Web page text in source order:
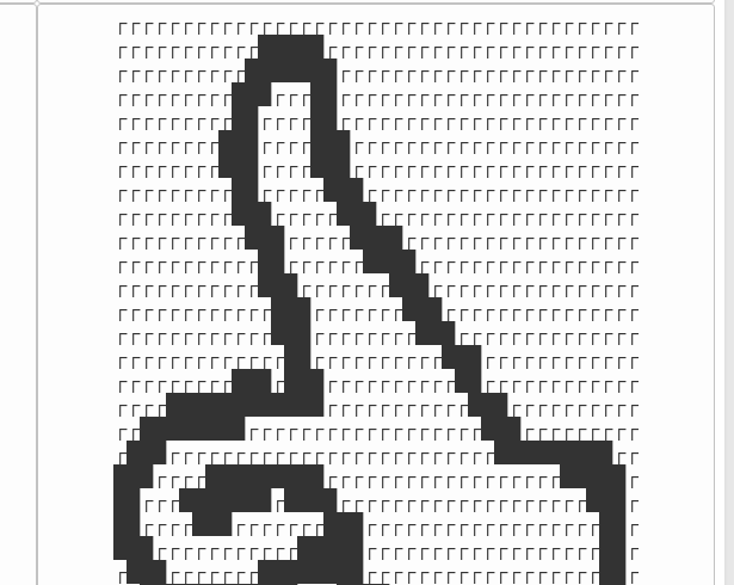
┌┌┌┌┌┌┌┌┌┌┌┌┌┌┌┌┌┌┌┌┌┌┌┌┌┌┌┌┌┌┌┌┌┌┌┌┌┌┌┌
┌┌┌┌┌┌┌┌┌┌┌█████┌┌┌┌┌┌┌┌┌┌┌┌┌┌┌┌┌┌┌┌┌┌┌┌
┌┌┌┌┌┌┌┌┌┌███████┌┌┌┌┌┌┌┌┌┌┌┌┌┌┌┌┌┌┌┌┌┌┌
┌┌┌┌┌┌┌┌┌███┌┌┌██┌┌┌┌┌┌┌┌┌┌┌┌┌┌┌┌┌┌┌┌┌┌┌
┌┌┌┌┌┌┌┌┌██┌┌┌┌██┌┌┌┌┌┌┌┌┌┌┌┌┌┌┌┌┌┌┌┌┌┌┌
┌┌┌┌┌┌┌┌███┌┌┌┌███┌┌┌┌┌┌┌┌┌┌┌┌┌┌┌┌┌┌┌┌┌┌
┌┌┌┌┌┌┌┌███┌┌┌┌███┌┌┌┌┌┌┌┌┌┌┌┌┌┌┌┌┌┌┌┌┌┌
┌┌┌┌┌┌┌┌┌██┌┌┌┌┌███┌┌┌┌┌┌┌┌┌┌┌┌┌┌┌┌┌┌┌┌┌
┌┌┌┌┌┌┌┌┌███┌┌┌┌┌███┌┌┌┌┌┌┌┌┌┌┌┌┌┌┌┌┌┌┌┌
┌┌┌┌┌┌┌┌┌┌███┌┌┌┌┌████┌┌┌┌┌┌┌┌┌┌┌┌┌┌┌┌┌┌
┌┌┌┌┌┌┌┌┌┌┌██┌┌┌┌┌┌████┌┌┌┌┌┌┌┌┌┌┌┌┌┌┌┌┌
┌┌┌┌┌┌┌┌┌┌┌███┌┌┌┌┌┌┌███┌┌┌┌┌┌┌┌┌┌┌┌┌┌┌┌
┌┌┌┌┌┌┌┌┌┌┌┌███┌┌┌┌┌┌┌███┌┌┌┌┌┌┌┌┌┌┌┌┌┌┌
┌┌┌┌┌┌┌┌┌┌┌┌███┌┌┌┌┌┌┌┌███┌┌┌┌┌┌┌┌┌┌┌┌┌┌
┌┌┌┌┌┌┌┌┌┌┌┌┌██┌┌┌┌┌┌┌┌┌┌███┌┌┌┌┌┌┌┌┌┌┌┌
┌┌┌┌┌┌┌┌┌███┌███┌┌┌┌┌┌┌┌┌┌██┌┌┌┌┌┌┌┌┌┌┌┌
┌┌┌┌████████████┌┌┌┌┌┌┌┌┌┌┌███┌┌┌┌┌┌┌┌┌┌
┌┌████████┌┌┌┌┌┌┌┌┌┌┌┌┌┌┌┌┌┌███┌┌┌┌┌┌┌┌┌
┌███┌┌┌┌┌┌┌┌┌┌┌┌┌┌┌┌┌┌┌┌┌┌┌┌┌█████████┌┌
███┌┌┌┌█████████┌┌┌┌┌┌┌┌┌┌┌┌┌┌┌┌┌┌█████┌
██┌┌┌███████┌████┌┌┌┌┌┌┌┌┌┌┌┌┌┌┌┌┌┌┌███┌
██┌┌┌┌███┌┌┌┌┌┌┌███┌┌┌┌┌┌┌┌┌┌┌┌┌┌┌┌┌┌██┌
███┌┌┌┌┌┌┌┌┌┌┌█████┌┌┌┌┌┌┌┌┌┌┌┌┌┌┌┌┌┌██┌
┌███┌┌┌┌┌┌┌████████┌┌┌┌┌┌┌┌┌┌┌┌┌┌┌┌┌┌██┌